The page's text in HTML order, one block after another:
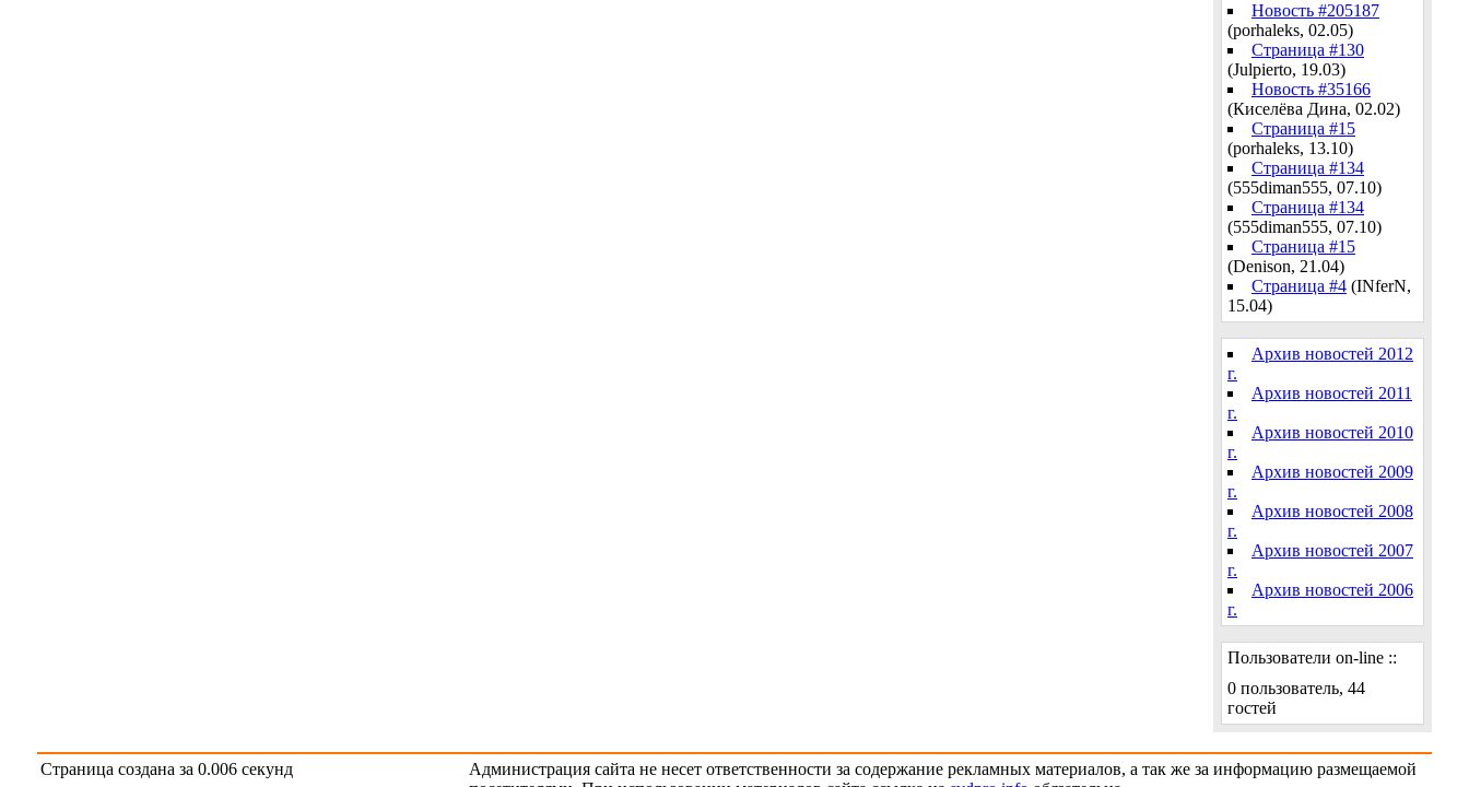
Новость #205187
(porhaleks, 02.05)
Страница #130
(Julpierto, 19.03)
Новость #35166
(Киселёва Дина, 02.02)
Страница #15
(porhaleks, 13.10)
Страница #134
(555diman555, 07.10)
Страница #134
(555diman555, 07.10)
Страница #15
(Denison, 21.04)
Страница #4 (INferN,
15.04)
Архив новостей 2012
г.
Архив новостей 2011
г.
Архив новостей 2010
г.
Архив новостей 2009
г.
Архив новостей 2008
г.
Архив новостей 2007
г.
Архив новостей 2006
г.
Пользователи on-line ::
0 пользователь, 44
гостей
Страница создана за 0.006 секунд
Администрация сайта не несет ответственности за содержание рекламных материалов, а так же за информацию размещаемой